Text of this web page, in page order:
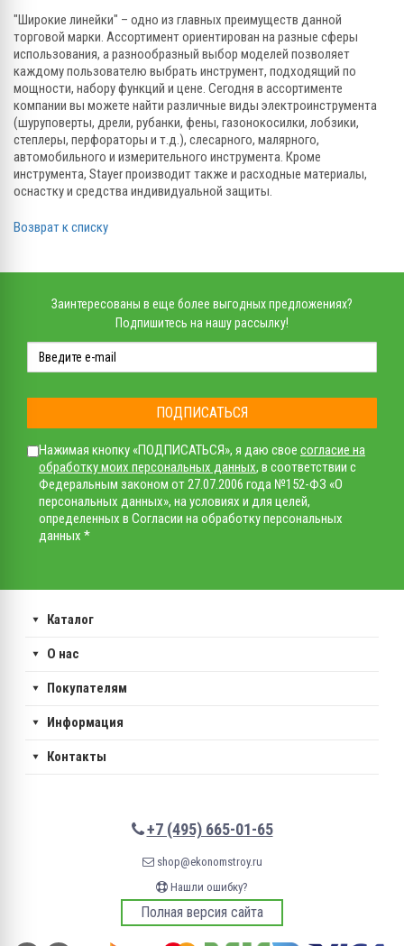
"Широкие линейки" – одно из главных преимуществ данной
торговой марки. Ассортимент ориентирован на разные сферы
использования, а разнообразный выбор моделей позволяет
каждому пользователю выбрать инструмент, подходящий по
мощности, набору функций и цене. Сегодня в ассортименте
компании вы можете найти различные виды электроинструмента
(шуруповерты, дрели, рубанки, фены, газонокосилки, лобзики,
степлеры, перфораторы и т.д.), слесарного, малярного,
автомобильного и измерительного инструмента. Кроме
инструмента, Stayer производит также и расходные материалы,
оснастку и средства индивидуальной защиты.
Возврат к списку
Заинтересованы в еще более выгодных предложениях?
Подпишитесь на нашу рассылку!
ПОДПИСАТЬСЯ
Нажимая кнопку «ПОДПИСАТЬСЯ», я даю свое согласие на
обработку моих персональных данных, в соответствии с
Федеральным законом от 27.07.2006 года №152-ФЗ «О
персональных данных», на условиях и для целей,
определенных в Согласии на обработку персональных
данных *
Каталог
О нас
Покупателям
Информация
Контакты
+7 (495) 665-01-65
shop@ekonomstroy.ru
Нашли ошибку?
Полная версия сайта